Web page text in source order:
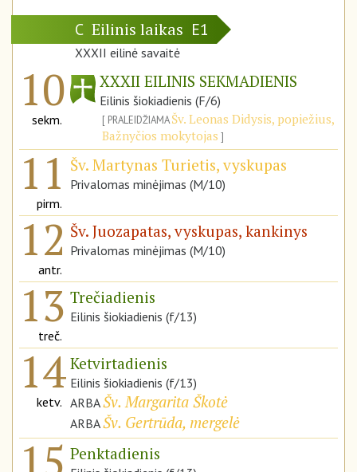
C Eilinis laikas E1
XXXII eilinė savaitė
10
sekm.
XXXII EILINIS SEKMADIENIS
Eilinis šiokiadienis (F/6)
PRALEIDŽIAMAŠv. Leonas Didysis, popiežius,
Bažnyčios mokytojas
11
pirm.
Šv. Martynas Turietis, vyskupas
Privalomas minėjimas (M/10)
12
antr.
Šv. Juozapatas, vyskupas, kankinys
Privalomas minėjimas (M/10)
13
treč.
Trečiadienis
Eilinis šiokiadienis (f/13)
14
ketv.
Ketvirtadienis
Eilinis šiokiadienis (f/13)
ARBAŠv. Margarita Škotė
ARBAŠv. Gertrūda, mergelė
Penktadienis